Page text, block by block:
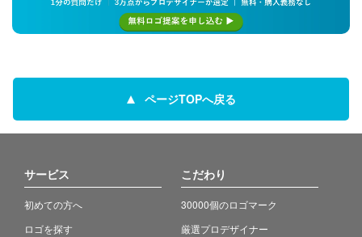
ページTOPへ戻る
サービス
初めての方へ
ロゴを探す
こだわり
30000個のロゴマーク
厳選プロデザイナー